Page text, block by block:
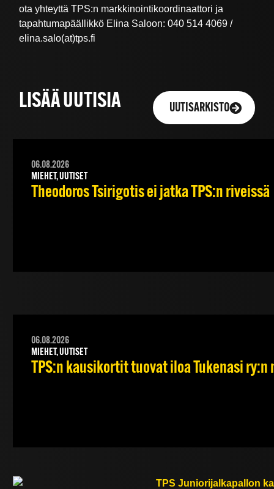
ota yhteyttä TPS:n markkinointikoordinaattori ja
tapahtumapäällikkö Elina Saloon: 040 514 4069 /
elina.salo(at)tps.fi
LISÄÄ UUTISIA UUTISARKISTO
06.08.2026
MIEHET, UUTISET
Theodoros Tsirigotis ei jatka TPS:n riveissä
06.08.2026
MIEHET, UUTISET
TPS:n kausikortit tuovat iloa Tukenasi